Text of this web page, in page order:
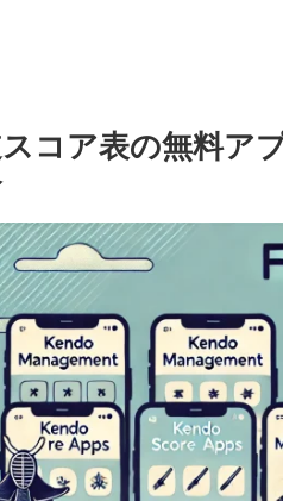
コア表の無料ア